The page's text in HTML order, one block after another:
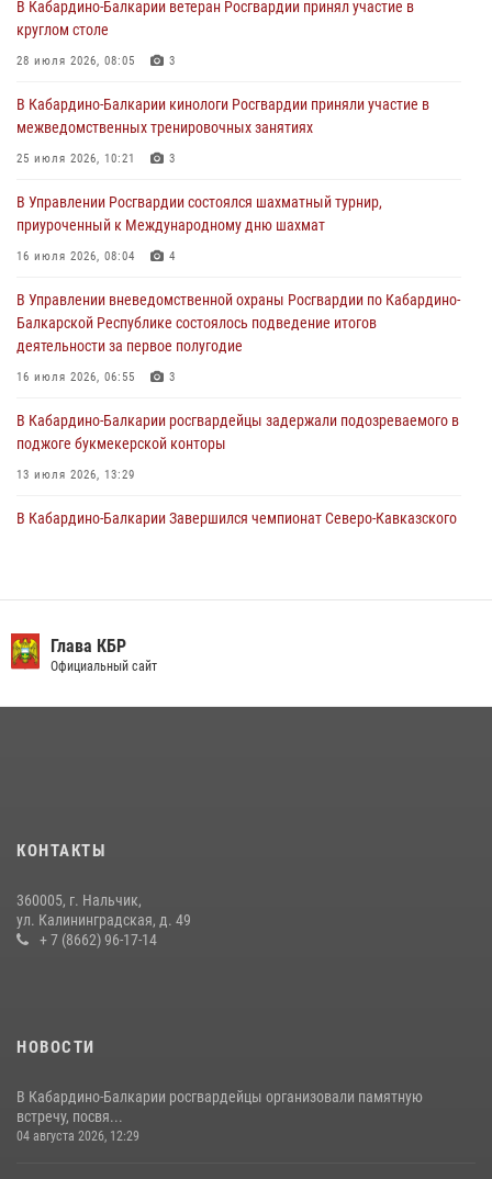
поздравил специалистов подразделений тыла с профессиональным
праздником
01 августа 2026, 00:10
Росгвардия обеспечивает безопасность граждан на южном
направлении
31 июля 2026, 09:22
Состоялась рабочая встреча директора Росгвардии Героя России
генерала армии Виктора Золотова с заместителем полномочного
представителя Президента Российской Федерации в Северо-
31 июля 2026, 06:45 1
Управление Росгвардии по Кабардино-Балкарской Республике
информирует
В Кабардино-Балкарии ветеран Росгвардии принял участие в
круглом столе
28 июля 2026, 08:05 3
В Кабардино-Балкарии кинологи Росгвардии приняли участие в
межведомственных тренировочных занятиях
25 июля 2026, 10:21 3
В Управлении Росгвардии состоялся шахматный турнир,
приуроченный к Международному дню шахмат
16 июля 2026, 08:04 4
В Управлении вневедомственной охраны Росгвардии по Кабардино-
Балкарской Республике состоялось подведение итогов
деятельности за первое полугодие
16 июля 2026, 06:55 3
В Кабардино-Балкарии росгвардейцы задержали подозреваемого в
поджоге букмекерской конторы
13 июля 2026, 13:29
В Кабардино-Балкарии Завершился чемпионат Северо-Кавказского
округе Росгвардии
09 июля 2026, 08:36
Новобранцы Росгвардии приняли Военную присягу в Кабардино-
Балкарии
Глава КБР
Официальный сайт
КОНТАКТЫ
360005, г. Нальчик,
ул. Калининградская, д. 49
+ 7 (8662) 96-17-14
НОВОСТИ
В Кабардино-Балкарии росгвардейцы организовали памятную
встречу, посвя...
04 августа 2026, 12:29